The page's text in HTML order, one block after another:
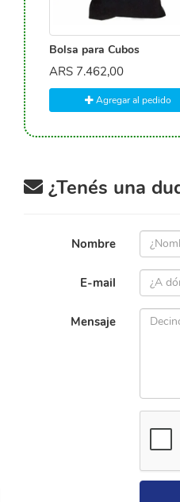
Bolsa para Cubos
ARS 7.462,00
Agregar al pedido
¿Tenés una
Nombre
E-mail
Mensaje